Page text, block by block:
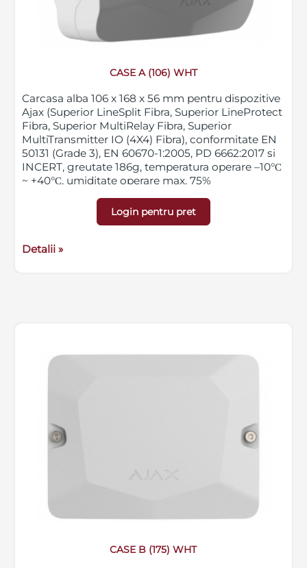
CASE A (106) WHT
Carcasa alba 106 x 168 x 56 mm pentru dispozitive
Ajax (Superior LineSplit Fibra, Superior LineProtect
Fibra, Superior MultiRelay Fibra, Superior
MultiTransmitter IO (4X4) Fibra), conformitate EN
50131 (Grade 3), EN 60670-1:2005, PD 6662:2017 si
INCERT, greutate 186g, temperatura operare –10°С
~ +40°С, umiditate operare max. 75%
Login pentru pret
Detalii »
CASE B (175) WHT